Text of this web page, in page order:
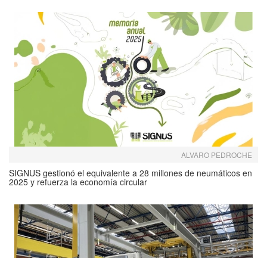
ALVARO PEDROCHE
SIGNUS gestionó el equivalente a 28 millones de neumáticos en
2025 y refuerza la economía circular